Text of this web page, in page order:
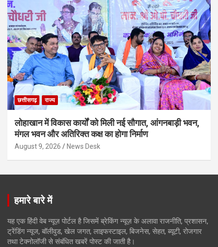
छत्तीसगढ़ राज्य
लोहाखान में विकास कार्यों को मिली नई सौगात, आंगनबाड़ी भवन,
मंगल भवन और अतिरिक्त कक्ष का होगा निर्माण
August 9, 2026 News Desk
हमारे बारे में
यह एक हिंदी वेब न्यूज़ पोर्टल है जिसमें ब्रेकिंग न्यूज़ के अलावा राजनीति, प्रशासन,
ट्रेंडिंग न्यूज, बॉलीवुड, खेल जगत, लाइफस्टाइल, बिजनेस, सेहत, ब्यूटी, रोजगार
तथा टेक्नोलॉजी से संबंधित खबरें पोस्ट की जाती है।